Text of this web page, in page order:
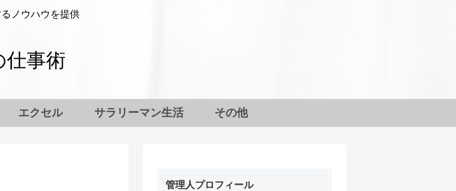
ノウハウを提供
仕事術
エクセル サラリーマン生活 その他
管理人プロフィール